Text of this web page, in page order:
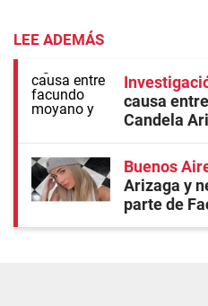
LEE ADEMÁS
causa
Candela
Buenos
Arizaga y
parte de